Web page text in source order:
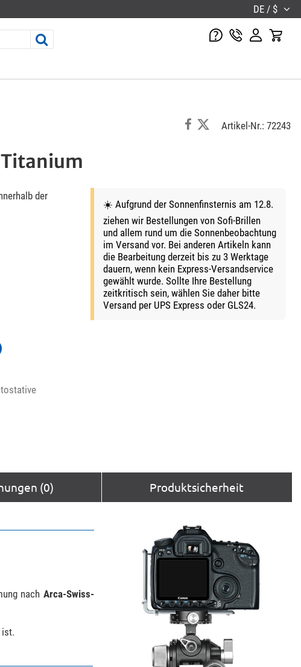
DE / $
Artikel-Nr.: 72243
der
☀️ Aufgrund der Sonnenfinsternis am 12.8.
ziehen wir Bestellungen von Sofi-Brillen
und allem rund um die Sonnenbeobachtung
im Versand vor. Bei anderen Artikeln kann
die Bearbeitung derzeit bis zu 3 Werktage
dauern, wenn kein Express-Versandservice
gewählt wurde. Sollte Ihre Bestellung
zeitkritisch sein, wählen Sie daher bitte
Versand per UPS Express oder GLS24.
(0) Produktsicherheit
nach Arca-Swiss-
ist.